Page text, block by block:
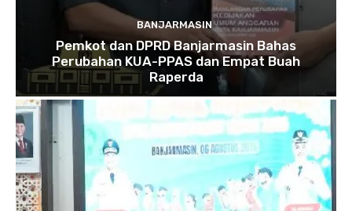
BANJARMASIN
Pemkot dan DPRD Banjarmasin Bahas
Perubahan KUA-PPAS dan Empat Buah
Raperda